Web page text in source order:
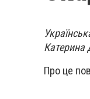
Катерина
Про це